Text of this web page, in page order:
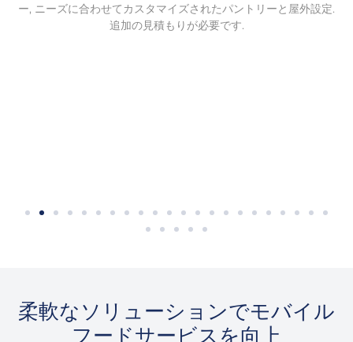
ー, ニーズに合わせてカスタマイズされたパントリーと屋外設定.
追加の見積もりが必要です.
柔軟なソリューションでモバイル
フードサービスを向上